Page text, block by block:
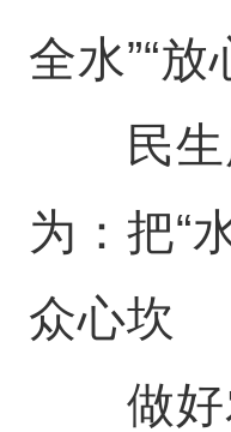
全水”“放
民生
为：把“
众心坎
做好